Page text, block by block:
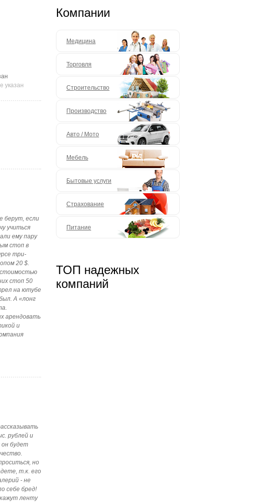
указан
берут, если
учиться
ему пару
стоп в
три-
20 $.
стоп 50
на ютубе
А «лонг
арендовать
и
рублей и
он будет
но
т.к. его
- не
себе бред!
ленту
Компании
Медицина
Торговля
Строительство
Производство
Авто / Мото
Мебель
Бытовые услуги
Страхование
Питание
ТОП надежных
компаний